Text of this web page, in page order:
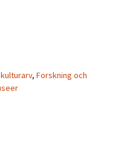
, Forskning och